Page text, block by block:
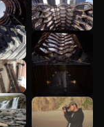
Mehr
anzeigen